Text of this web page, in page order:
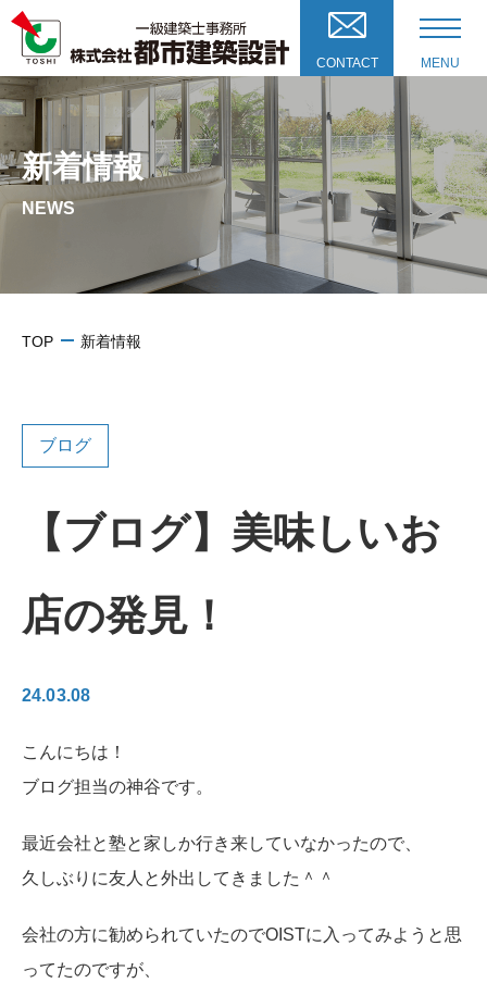
CONTACT MENU
新着情報
NEWS
TOP 新着情報
ブログ
【ブログ】美味しいお
店の発見！
24.03.08
こんにちは！
ブログ担当の神谷です。
最近会社と塾と家しか行き来していなかったので、
久しぶりに友人と外出してきました＾＾
会社の方に勧められていたのでOISTに入ってみようと思
ってたのですが、